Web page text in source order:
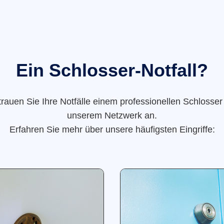
Ein Schlosser-Notfall?
Sie Ihre Notfälle einem professionellen
unserem Netzwerk an.
Erfahren Sie mehr über unsere häufigsten Eingriffe: